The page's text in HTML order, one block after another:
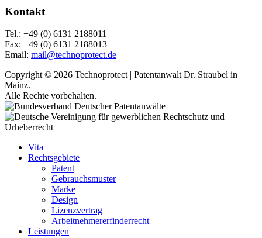
Kontakt
Tel.: +49 (0) 6131 2188011
Fax: +49 (0) 6131 2188013
Email: mail@technoprotect.de
Copyright © 2026 Technoprotect | Patentanwalt Dr. Straubel in
Mainz.
Alle Rechte vorbehalten.
Vita
Rechtsgebiete
Patent
Gebrauchsmuster
Marke
Design
Lizenzvertrag
Arbeitnehmererfinderrecht
Leistungen